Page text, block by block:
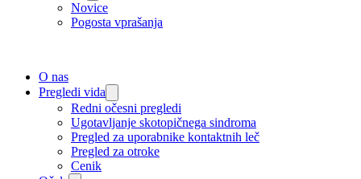
Novice
Pogosta vprašanja
O nas
Pregledi vida
Redni očesni pregledi
Ugotavljanje skotopičnega sindroma
Pregled za uporabnike kontaktnih leč
Pregled za otroke
Cenik